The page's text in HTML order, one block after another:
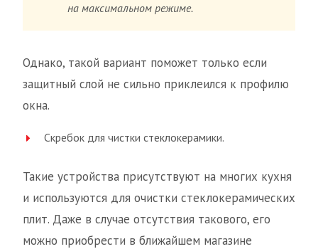
на максимальном режиме.
Однако, такой вариант поможет только если
защитный слой не сильно приклеился к профилю
окна.
Скребок для чистки стеклокерамики.
Такие устройства присутствуют на многих кухня
и используются для очистки стеклокерамических
плит. Даже в случае отсутствия такового, его
можно приобрести в ближайшем магазине